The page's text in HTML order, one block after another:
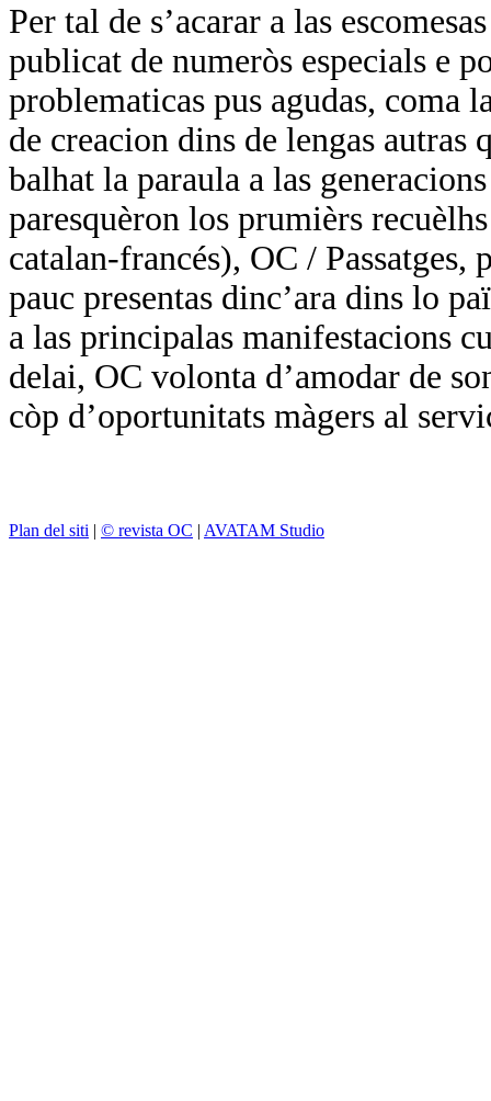
Per tal de s’acarar a las
publicat de numeròs especials e
problematicas pus agudas, coma
de creacion dins de lengas autras
balhat la paraula a las
paresquèron los prumièrs
catalan-francés), OC / Passatges,
pauc presentas dinc’ara dins lo
a las principalas manifestacions
delai, OC volonta d’amodar de
còp d’oportunitats màgers al
Plan del siti | © revista OC | AVATAM Studio